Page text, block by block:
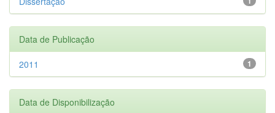
Data de Publicação
1
2011
Data de Disponibilização